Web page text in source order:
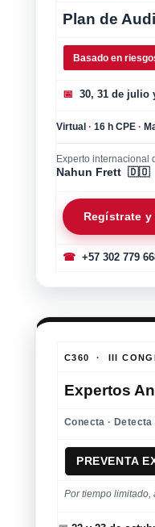
Plan de
Basado en
📅 30, 31 de julio
Virtual · 16 h CPE ·
Experto internacional
Nahun Frett 🇩🇴
Regístrate
☎+57 302 779
C360 · III
Expertos
Conecta ·
PREVENTA
Por tiempo limitado,